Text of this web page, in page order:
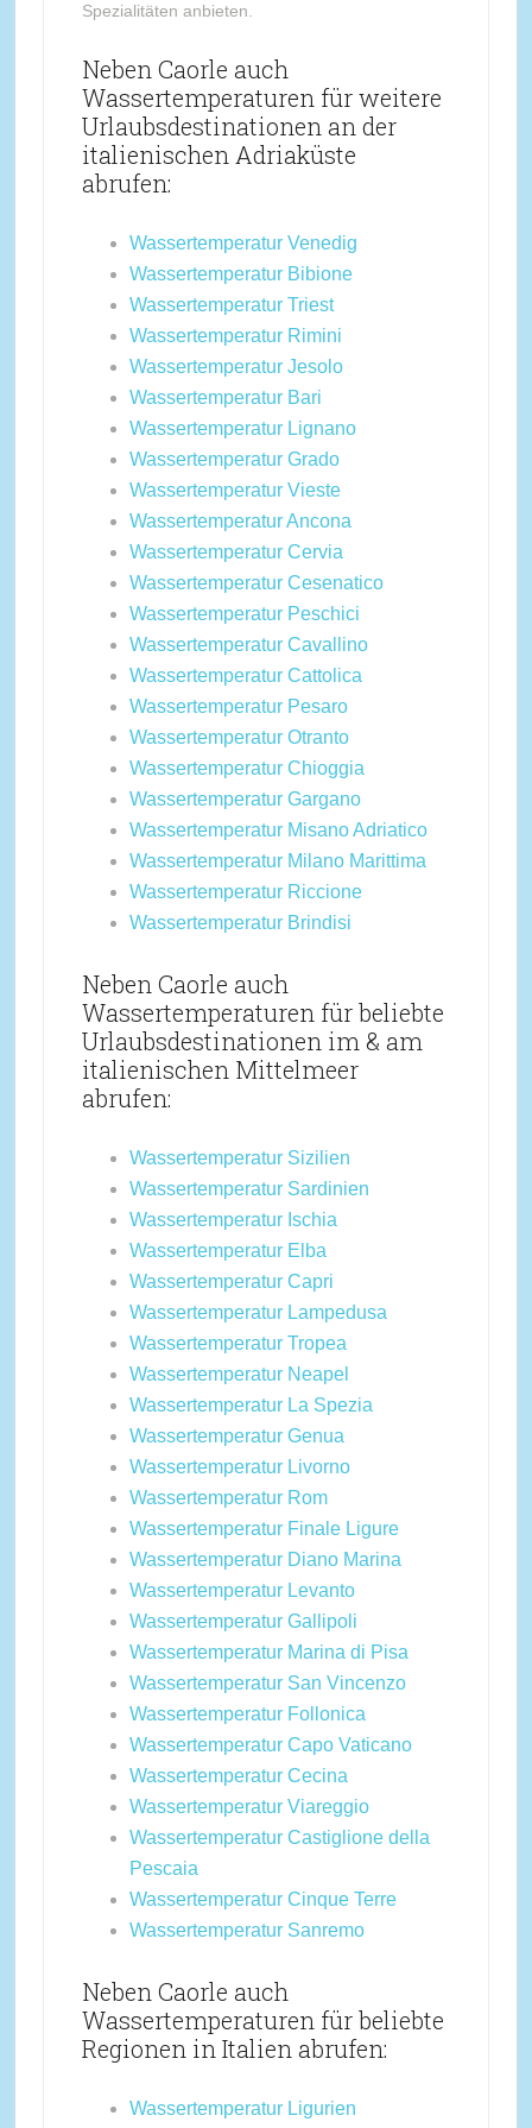
Spezialitäten anbieten.
Neben Caorle auch
Wassertemperaturen für weitere
Urlaubsdestinationen an der
italienischen Adriaküste
abrufen:
Wassertemperatur Venedig
Wassertemperatur Bibione
Wassertemperatur Triest
Wassertemperatur Rimini
Wassertemperatur Jesolo
Wassertemperatur Bari
Wassertemperatur Lignano
Wassertemperatur Grado
Wassertemperatur Vieste
Wassertemperatur Ancona
Wassertemperatur Cervia
Wassertemperatur Cesenatico
Wassertemperatur Peschici
Wassertemperatur Cavallino
Wassertemperatur Cattolica
Wassertemperatur Pesaro
Wassertemperatur Otranto
Wassertemperatur Chioggia
Wassertemperatur Gargano
Wassertemperatur Misano Adriatico
Wassertemperatur Milano Marittima
Wassertemperatur Riccione
Wassertemperatur Brindisi
Neben Caorle auch
Wassertemperaturen für beliebte
Urlaubsdestinationen im & am
italienischen Mittelmeer
abrufen:
Wassertemperatur Sizilien
Wassertemperatur Sardinien
Wassertemperatur Ischia
Wassertemperatur Elba
Wassertemperatur Capri
Wassertemperatur Lampedusa
Wassertemperatur Tropea
Wassertemperatur Neapel
Wassertemperatur La Spezia
Wassertemperatur Genua
Wassertemperatur Livorno
Wassertemperatur Rom
Wassertemperatur Finale Ligure
Wassertemperatur Diano Marina
Wassertemperatur Levanto
Wassertemperatur Gallipoli
Wassertemperatur Marina di Pisa
Wassertemperatur San Vincenzo
Wassertemperatur Follonica
Wassertemperatur Capo Vaticano
Wassertemperatur Cecina
Wassertemperatur Viareggio
Wassertemperatur Castiglione della
Pescaia
Wassertemperatur Cinque Terre
Wassertemperatur Sanremo
Neben Caorle auch
Wassertemperaturen für beliebte
Regionen in Italien abrufen:
Wassertemperatur Ligurien